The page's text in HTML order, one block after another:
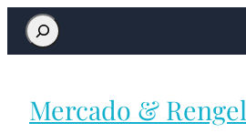
Mercado & Rengel